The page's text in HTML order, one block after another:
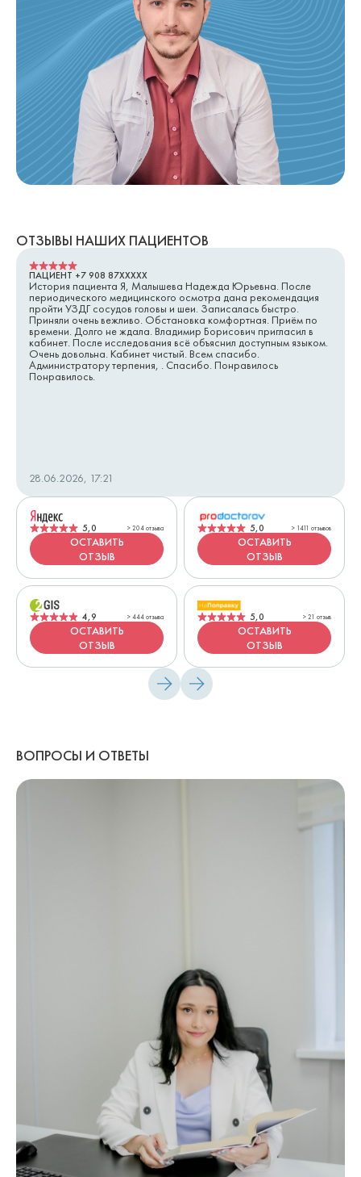
ОТЗЫВЫ НАШИХ ПАЦИЕНТОВ
ПАЦИЕНТ +7 908 87XXXXX
История пациента Я, Малышева Надежда Юрьевна. После
периодического медицинского осмотра дана рекомендация
пройти УЗДГ сосудов головы и шеи. Записалась быстро.
Приняли очень вежливо. Обстановка комфортная. Приём по
времени. Долго не ждала. Владимир Борисович пригласил в
кабинет. После исследования всё объяснил доступным языком.
Очень довольна. Кабинет чистый. Всем спасибо.
Администратору терпения, . Спасибо. Понравилось
Понравилось.
28.06.2026, 17:21
5,0 > 204 отзыва
ОСТАВИТЬ
ОТЗЫВ
5,0 > 1411 отзывов
ОСТАВИТЬ
ОТЗЫВ
4,9 > 444 отзыва
ОСТАВИТЬ
ОТЗЫВ
5,0 > 21 отзыв
ОСТАВИТЬ
ОТЗЫВ
ВОПРОСЫ И ОТВЕТЫ